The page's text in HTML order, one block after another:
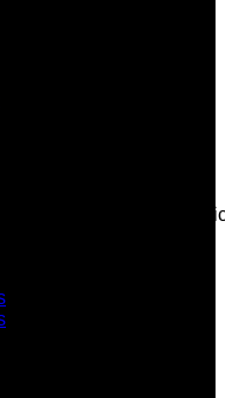
als "Byobu"